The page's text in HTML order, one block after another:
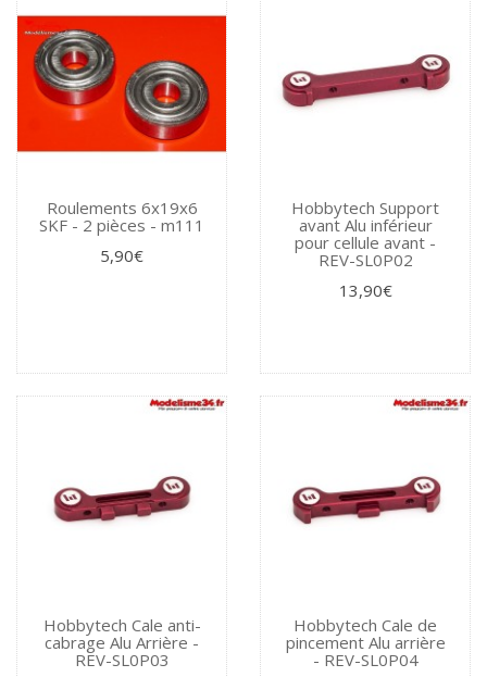
Roulements 6x19x6
SKF - 2 pièces - m111
5,90€
Hobbytech Support
avant Alu inférieur
pour cellule avant -
REV-SL0P02
13,90€
Hobbytech Cale anti-
cabrage Alu Arrière -
REV-SL0P03
Hobbytech Cale de
pincement Alu arrière
- REV-SL0P04